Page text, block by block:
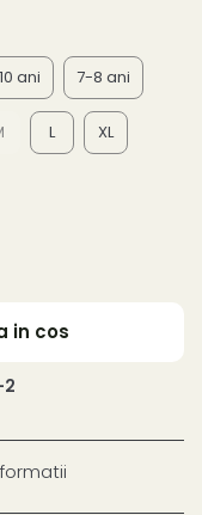
ani 7-8 ani
L XL
in cos